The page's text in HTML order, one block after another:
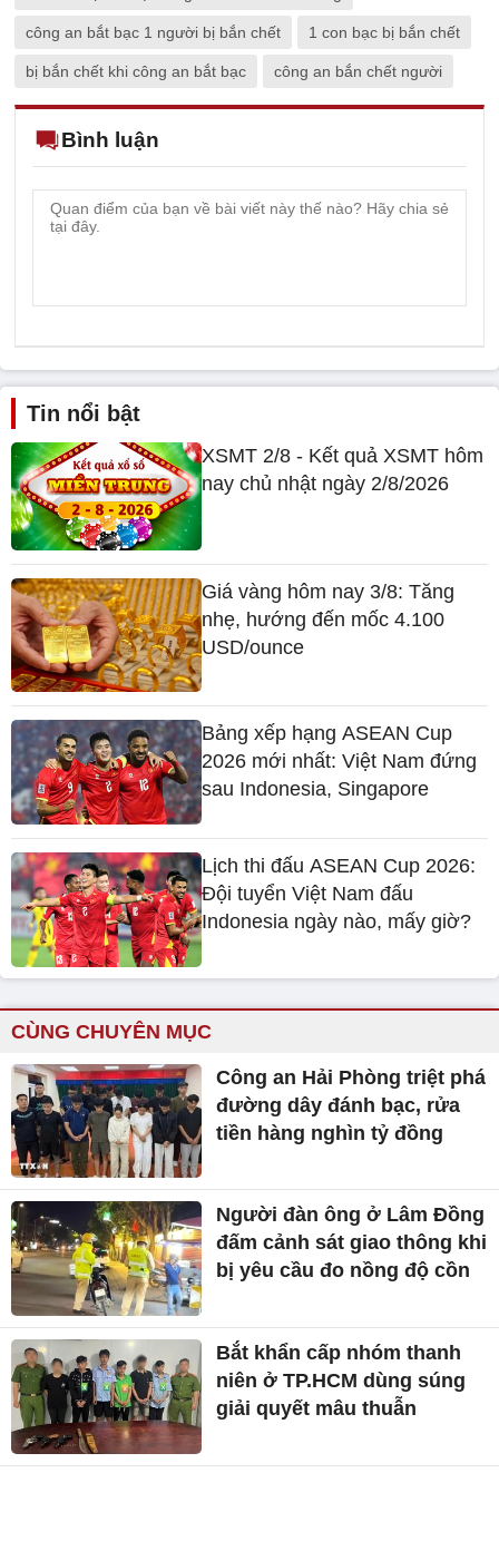
công an bắt bạc 1 người bị bắn chết 1 con bạc bị bắn chết
bị bắn chết khi công an bắt bạc công an bắn chết người
Bình luận
Tin nổi bật
XSMT 2/8 - Kết quả XSMT hôm
nay chủ nhật ngày 2/8/2026
Giá vàng hôm nay 3/8: Tăng
nhẹ, hướng đến mốc 4.100
USD/ounce
Bảng xếp hạng ASEAN Cup
2026 mới nhất: Việt Nam đứng
sau Indonesia, Singapore
Lịch thi đấu ASEAN Cup 2026:
Đội tuyển Việt Nam đấu
Indonesia ngày nào, mấy giờ?
CÙNG CHUYÊN MỤC
Công an Hải Phòng triệt phá
đường dây đánh bạc, rửa
tiền hàng nghìn tỷ đồng
Người đàn ông ở Lâm Đồng
đấm cảnh sát giao thông khi
bị yêu cầu đo nồng độ cồn
Bắt khẩn cấp nhóm thanh
niên ở TP.HCM dùng súng
giải quyết mâu thuẫn